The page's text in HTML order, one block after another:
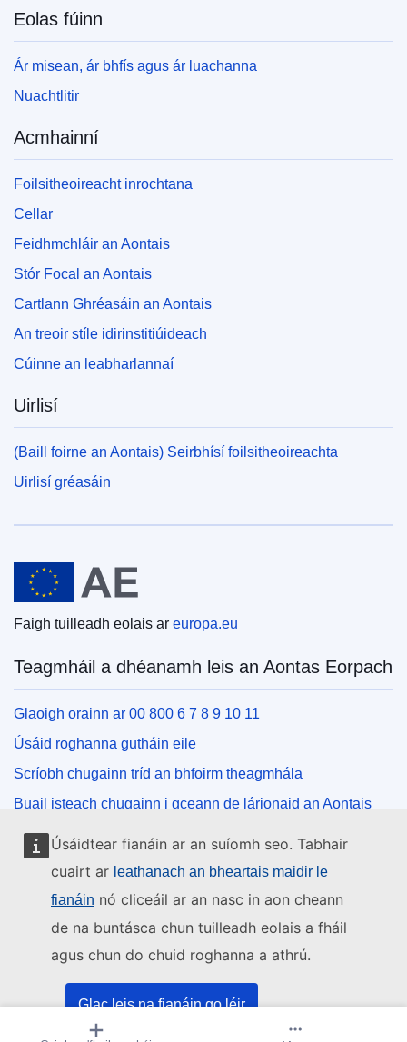
Úsáidtear fianáin ar an suíomh seo. Tabhair
cuairt ar leathanach an bheartais maidir le
fianáin nó cliceáil ar an nasc in aon cheann
de na buntásca chun tuilleadh eolais a fháil
agus chun do chuid roghanna a athrú.
Glac leis na fianáin go léir
Eolas fúinn
Ár misean, ár bhfís agus ár luachanna
Nuachtlitir
Acmhainní
Foilsitheoireacht inrochtana
Cellar
Feidhmchláir an Aontais
Stór Focal an Aontais
Cartlann Ghréasáin an Aontais
An treoir stíle idirinstitiúideach
Cúinne an leabharlannaí
Uirlisí
(Baill foirne an Aontais) Seirbhísí foilsitheoireachta
Uirlisí gréasáin
An tAontas Eorpach
Faigh tuilleadh eolais ar europa.eu
Teagmháil a dhéanamh leis an Aontas Eorpach
Glaoigh orainn ar 00 800 6 7 8 9 10 11
Úsáid roghanna gutháin eile
Scríobh chugainn tríd an bhfoirm theagmhála
Buail isteach chugainn i gceann de lárionaid an Aontais
Na meáin shóisialta
Cuardaigh cuntais an Aontais Eorpaigh ar na meáin
shóisialta
Institiúidí agus comhlachtaí an Aontais
Eorpaigh
Cuardaigh na hinstitiúidí agus na comhlachtaí uile de